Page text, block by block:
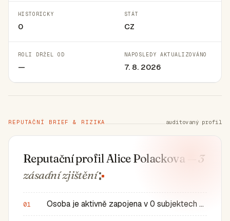
HISTORICKY
0
STÁT
CZ
ROLI DRŽEL OD
—
NAPOSLEDY AKTUALIZOVÁNO
7. 8. 2026
REPUTAČNÍ BRIEF & RIZIKA auditovaný profil
Reputační profil Alice Polackova
— 3
zásadnízjištění
01 Osoba je aktivně zapojena v 0 subjektech a má 0 historic…